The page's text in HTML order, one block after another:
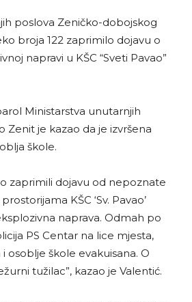
poslova Zeničko-dobojskog
broja 122 zaprimilo dojavu o
napravi u KŠC “Sveti Pavao”
Ministarstva unutarnjih
Zenit je kazao da je izvršena
škole.
zaprimili dojavu od nepoznate
KŠC ‘Sv. Pavao’
naprava. Odmah po
PS Centar na lice mjesta,
osoblje škole evakuisana. O
tužilac”, kazao je Valentić.